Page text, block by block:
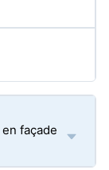
façade